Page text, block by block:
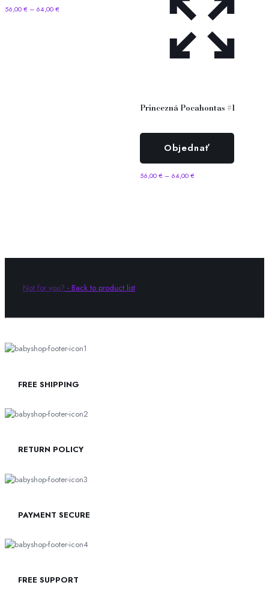
56,00€ – 64,00€
Princezná Pocahontas #1
Objednať
56,00€ – 64,00€
Not for you? - Back to product list
FREE SHIPPING
RETURN POLICY
PAYMENT SECURE
FREE SUPPORT